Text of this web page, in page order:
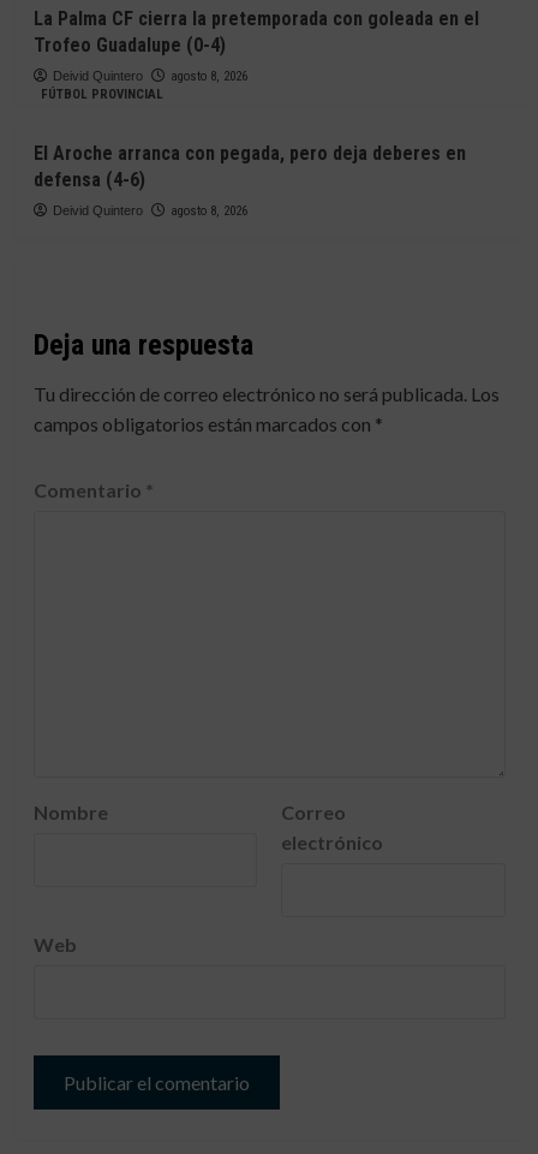
La Palma CF cierra la pretemporada con goleada en el
Trofeo Guadalupe (0-4)
Deivid Quintero
agosto 8, 2026
FÚTBOL PROVINCIAL
El Aroche arranca con pegada, pero deja deberes en
defensa (4-6)
Deivid Quintero agosto 8, 2026
Deja una respuesta
Tu dirección de correo electrónico no será publicada. Los
campos obligatorios están marcados con *
Comentario *
Nombre
Correo
electrónico
Web